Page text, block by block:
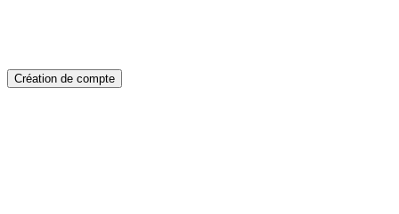
Création de compte